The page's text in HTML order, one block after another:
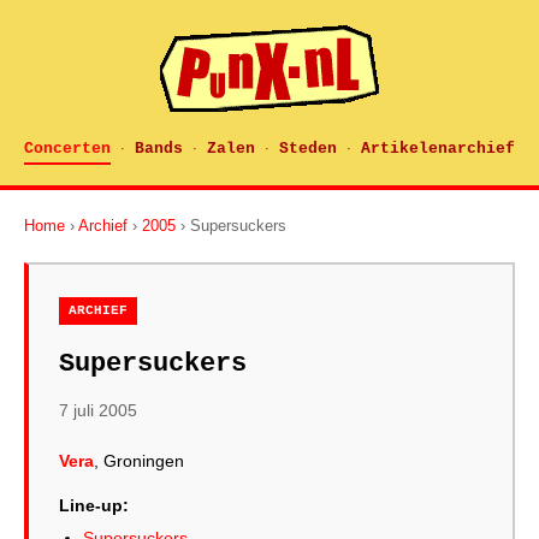
Concerten · Bands · Zalen · Steden · Artikelenarchief
Home › Archief › 2005 › Supersuckers
ARCHIEF
Supersuckers
7 juli 2005
Vera , Groningen
Line-up: